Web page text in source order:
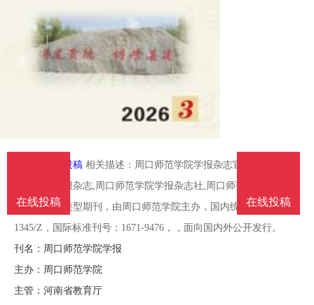
们
在线投稿 相关描述：周口师范学院学报杂志官方网站,周口
师范学院学报杂志,周口师范学院学报杂志社,周口师范学院学报属
于师范教育类型期刊，由周口师范学院主办，国内统一刊号：41-
1345/Z，国际标准刊号：1671-9476，，面向国内外公开发行。
刊名：周口师范学院学报
主办：周口师范学院
主管：河南省教育厅
在线投稿
在线投稿